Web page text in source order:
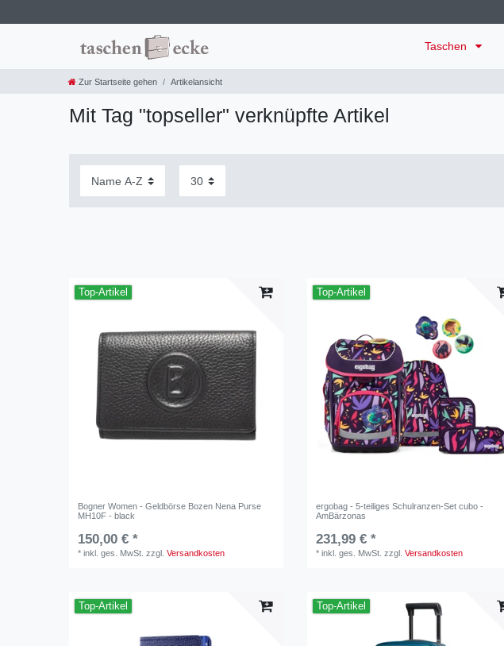
Taschen
Zur Startseite gehen Artikelansicht
Mit Tag "topseller" verknüpfte Artikel
Top-Artikel
Bogner Women - Geldbörse Bozen Nena Purse
MH10F - black
150,00 € *
*inkl. ges. MwSt. zzgl.Versandkosten
Top-Artikel
ergobag - 5-teiliges Schulranzen-Set cubo -
AmBärzonas
231,99 € *
*inkl. ges. MwSt. zzgl.Versandkosten
Top-Artikel Top-Artikel